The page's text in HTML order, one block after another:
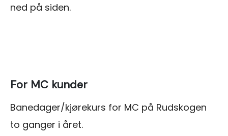
ned på siden.
For MC kunder
Banedager/kjørekurs for MC på Rudskogen
to ganger i året.